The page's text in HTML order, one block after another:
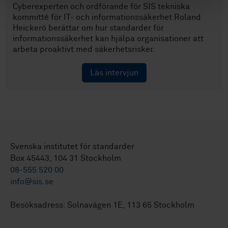
Cyberexperten och ordförande för SIS tekniska
kommitté för IT- och informations­­säkerhet Roland
Heickerö berättar om hur standarder för
informations­säkerhet kan hjälpa organisationer att
arbeta proaktivt med säkerhets­risker.
Läs intervjun
Svenska institutet för standarder
Box 45443, 104 31 Stockholm
08-555 520 00
info@sis.se
Besöksadress: Solnavägen 1E, 113 65 Stockholm